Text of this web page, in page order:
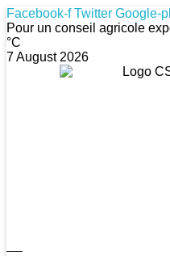
Facebook-f Twitter Google-
Pour un conseil agricole
°C
7 August 2026